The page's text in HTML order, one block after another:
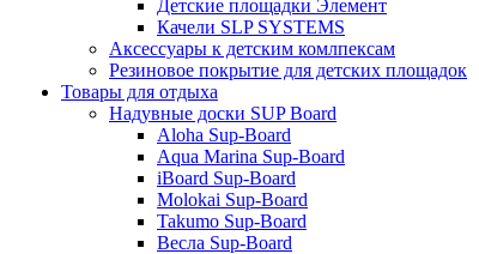
Детские площадки Элемент
Качели SLP SYSTEMS
Аксессуары к детским комлпексам
Резиновое покрытие для детских площадок
Товары для отдыха
Надувные доски SUP Board
Aloha Sup-Board
Aqua Marina Sup-Board
iBoard Sup-Board
Molokai Sup-Board
Takumo Sup-Board
Весла Sup-Board